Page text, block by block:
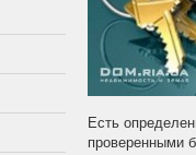
Есть
проверенными